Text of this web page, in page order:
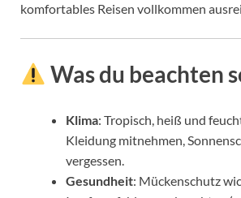
komfortables Reisen vollkommen
Was du beachten
Klima: Tropisch, heiß und
Kleidung mitnehmen,
vergessen.
Gesundheit: Mückenschutz